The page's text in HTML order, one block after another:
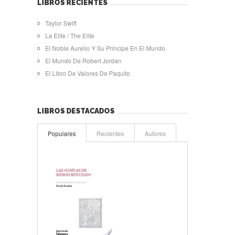
LIBROS RECIENTES
Taylor Swift
La Elite / The Elite
El Noble Aurelio Y Su Principe En El Mundo
El Mundo De Robert Jordan
El Libro De Valores De Paquito
LIBROS DESTACADOS
Populares Recientes Autores